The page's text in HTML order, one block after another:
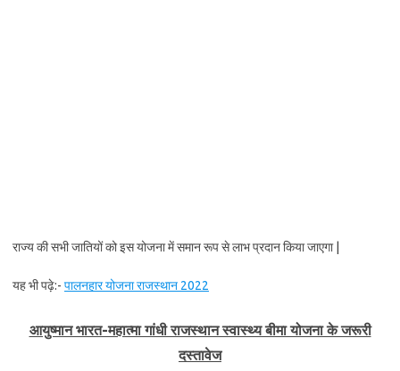
राज्य की सभी जातियों को इस योजना में समान रूप से लाभ प्रदान किया जाएगा |
यह भी पढ़े:- पालनहार योजना राजस्थान 2022
आयुष्मान भारत-महात्मा गांधी राजस्थान स्वास्थ्य बीमा योजना के जरूरी
दस्तावेज